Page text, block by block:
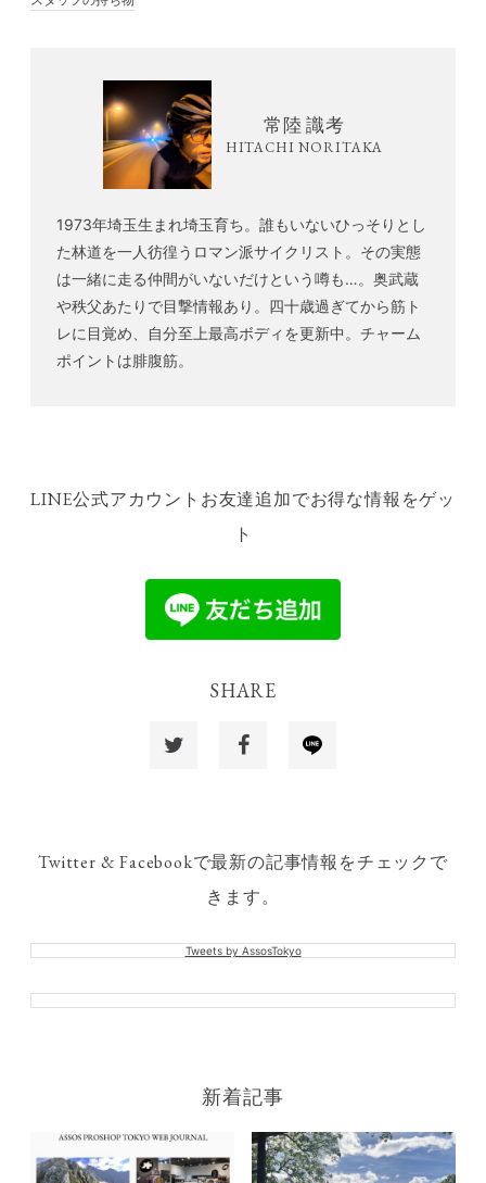
常陸 識考
HITACHI NORITAKA
1973年埼玉生まれ埼玉育ち。誰もいないひっそりとし
た林道を一人彷徨うロマン派サイクリスト。その実態
は一緒に走る仲間がいないだけという噂も…。奥武蔵
や秩父あたりで目撃情報あり。四十歳過ぎてから筋ト
レに目覚め、自分至上最高ボディを更新中。チャーム
ポイントは腓腹筋。
LINE公式アカウントお友達追加でお得な情報をゲッ
ト
SHARE
Twitter & Facebookで最新の記事情報をチェックで
きます。
Tweets by AssosTokyo
新着記事